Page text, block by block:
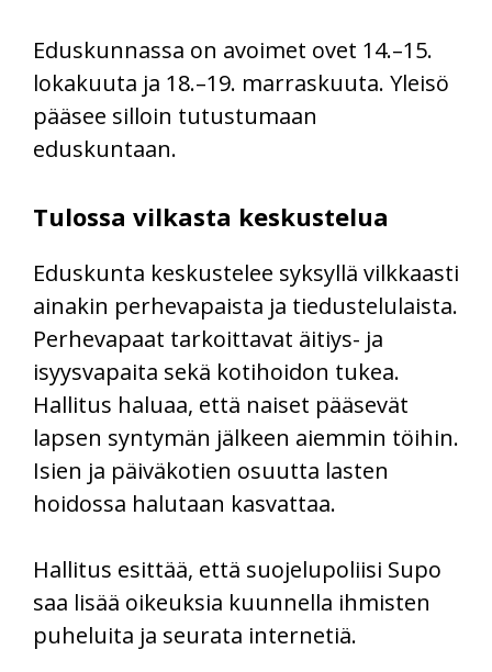
Eduskunnassa on avoimet ovet 14.–15.
lokakuuta ja 18.–19. marraskuuta. Yleisö
pääsee silloin tutustumaan
eduskuntaan.
Tulossa vilkasta keskustelua
Eduskunta keskustelee syksyllä vilkkaasti
ainakin perhevapaista ja tiedustelulaista.
Perhevapaat tarkoittavat äitiys- ja
isyysvapaita sekä kotihoidon tukea.
Hallitus haluaa, että naiset pääsevät
lapsen syntymän jälkeen aiemmin töihin.
Isien ja päiväkotien osuutta lasten
hoidossa halutaan kasvattaa.
Hallitus esittää, että suojelupoliisi Supo
saa lisää oikeuksia kuunnella ihmisten
puheluita ja seurata internetiä.